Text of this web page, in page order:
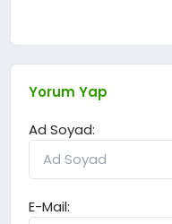
Yorum Yap
Ad Soyad:
E-Mail: